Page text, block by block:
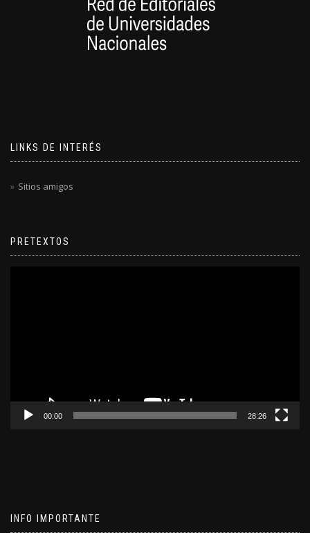
LINKS DE INTERÉS
Sitios amigos
PRETEXTOS
00:00 28:26
INFO IMPORTANTE